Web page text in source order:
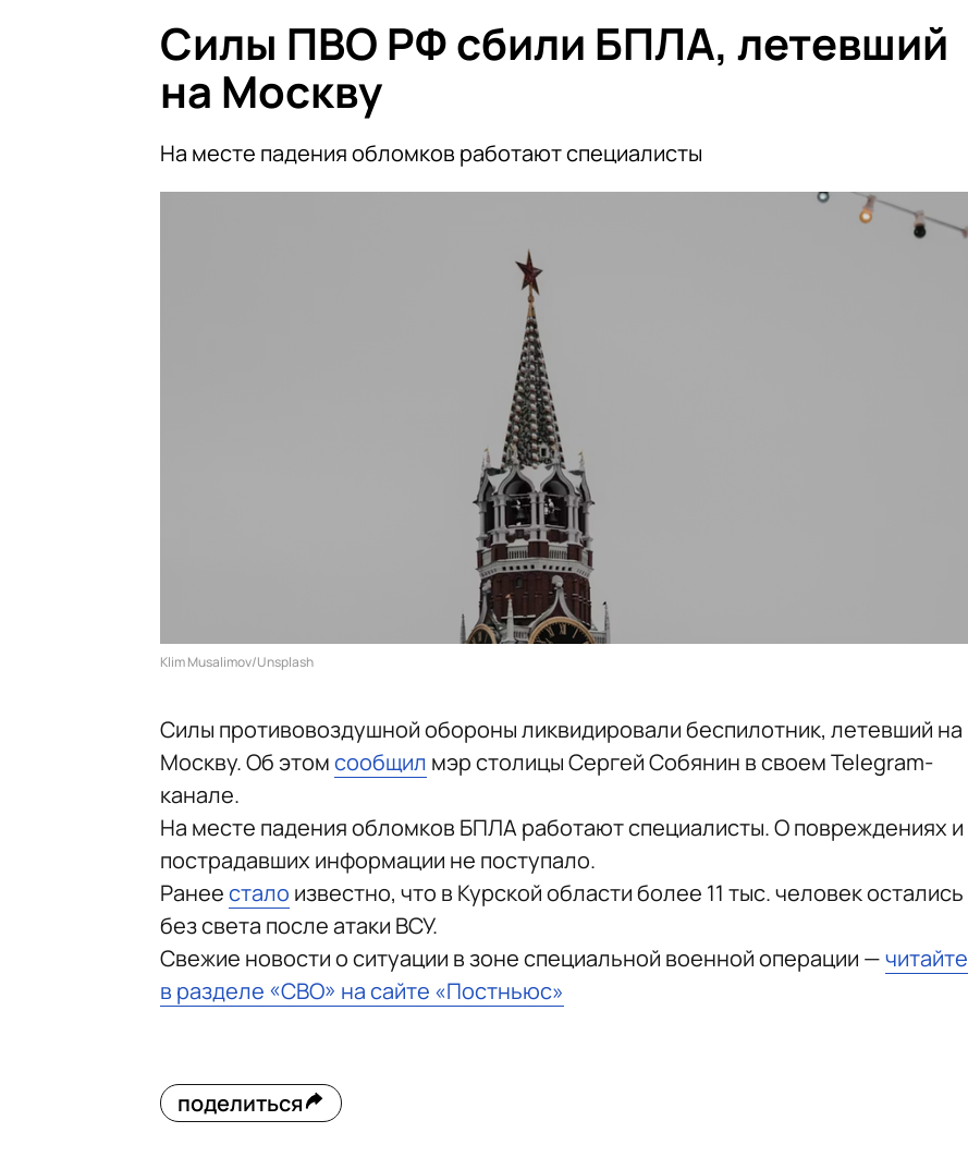
Силы ПВО РФ сбили БПЛА, летевший
на Москву
На месте падения обломков работают специалисты
Klim Musalimov/Unsplash
Силы противовоздушной обороны ликвидировали беспилотник, летевший на
Москву. Об этомсообщил мэр столицы Сергей Собянин в своем Telegram-
канале.
На месте падения обломков БПЛА работают специалисты. О повреждениях и
пострадавших информации не поступало.
Ранеестало известно, что в Курской области более 11 тыс. человек остались
без света после атаки ВСУ.
Свежие новости о ситуации в зоне специальной военной операции —читайте
в разделе «СВО» на сайте «Постньюс»
поделиться